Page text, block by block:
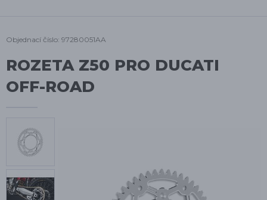
Objednací číslo: 97280051AA
ROZETA Z50 PRO DUCATI
OFF-ROAD